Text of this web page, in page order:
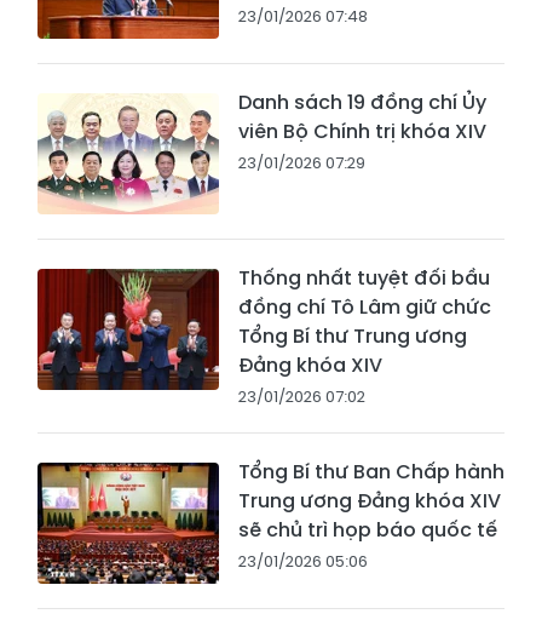
23/01/2026 07:48
Danh sách 19 đồng chí Ủy
viên Bộ Chính trị khóa XIV
23/01/2026 07:29
Thống nhất tuyệt đối bầu
đồng chí Tô Lâm giữ chức
Tổng Bí thư Trung ương
Đảng khóa XIV
23/01/2026 07:02
Tổng Bí thư Ban Chấp hành
Trung ương Đảng khóa XIV
sẽ chủ trì họp báo quốc tế
23/01/2026 05:06